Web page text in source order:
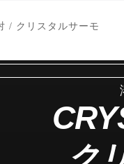
/ クリスタルサーモ